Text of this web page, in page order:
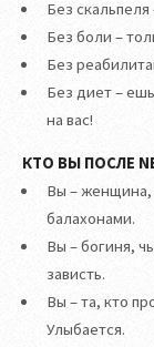
Без
Без боли –
Без
Без диет –
на вас!
КТО ВЫ ПОСЛЕ
Вы – женщина,
балахонами.
Вы – богиня,
зависть.
Вы – та, кто
Улыбается.